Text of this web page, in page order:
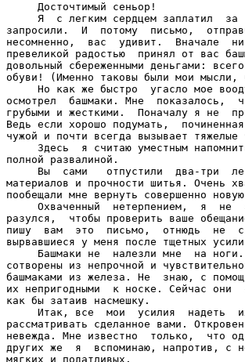
     Досточтимый сеньор!
Я  с легким сердцем заплатил
запросили.  И  потому  письмо,
несомненно,  вас  удивит.  Вначале
превеликой радостью  принял от вас
довольный сбереженными деньгами:
обуви! (Именно таковы были мои
Но как же быстро  угасло мое
осмотрел  башмаки. Мне  показалось,
грубыми и жесткими.  Поначалу я не
Ведь если хорошо подумать,
чужой и почти всегда вызывает тяжелые
Здесь  я считаю уместным
полной развалиной.
Вы  сами   отпустили  два-три
материалов и прочности шитья. Очень
пообещали мне вернуть совершенно
Охваченный  нетерпением,  я  не
разулся,  чтобы проверить ваше
пишу  вам  это  письмо,  отнюдь  не
вырвавшиеся у меня после тщетных
Башмаки не  налезли мне  на
сотворены из непрочной и
башмаками из железа. Не  знаю, с
их непригодными  к носке. Сейчас они
как бы затаив насмешку.
Итак, все  мои  усилия  надеть
рассматривать сделанное вами.
невежда. Мне известно  только,  что
других же  я  вспоминаю, напротив, с
мягких и податливых.